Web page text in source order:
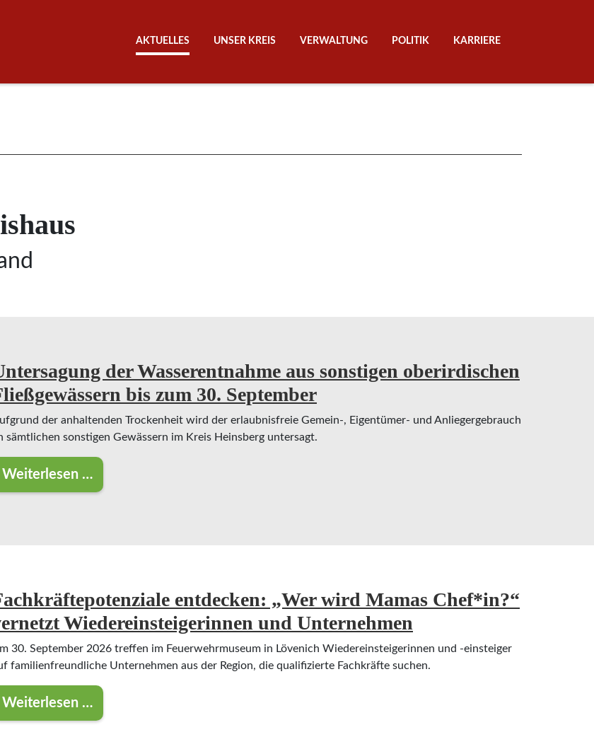
AKTUELLES UNSER KREIS VERWALTUNG POLITIK KARRIERE
der Wasserentnahme aus sonstigen oberirdischen
bis zum 30. September
der anhaltenden Trockenheit wird der erlaubnisfreie Gemein-, Eigentümer- und Anliegergebrauch
sämtlichen sonstigen Gewässern im Kreis Heinsberg untersagt.
Weiterlesen …
Untersagung der Wasserentnahme aus sonstigen oberirdischen Fließgewässern bis
entdecken: „Wer wird Mamas Chef*in?“
Wiedereinsteigerinnen und Unternehmen
30. September 2026 treffen im Feuerwehrmuseum in Lövenich Wiedereinsteigerinnen und -einsteiger
familienfreundliche Unternehmen aus der Region, die qualifizierte Fachkräfte suchen.
Weiterlesen …
Fachkräftepotenziale entdecken: „Wer wird Mamas Chef*in?“ vernetzt